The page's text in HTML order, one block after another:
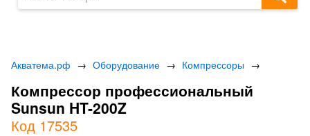
Акватема.рф → Оборудование → Компрессоры →
Компрессор профессиональный
Sunsun HT-200Z
Код 17535